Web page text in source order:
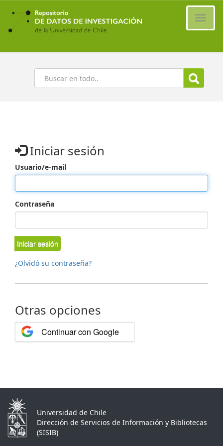
Ir
contenido
principal
Buscar
Iniciar sesión
Usuario/e-mail
Contraseña
Iniciar sesión
¿Olvidó su contraseña?
Otras opciones
Continuar con Google
Universidad de Chile
Dirección de Servicios de Información y Bibliotecas
(SISIB)